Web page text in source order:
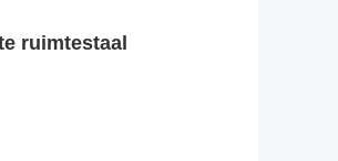
ruimtestaal